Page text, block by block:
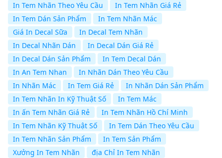
In Tem Nhãn Theo Yêu Cầu
In Tem Nhãn Giá Rẻ
In Tem Dán Sản Phẩm
In Tem Nhãn Mác
Giá In Decal Sữa
In Decal Tem Nhãn
In Decal Nhãn Dán
In Decal Dán Giá Rẻ
In Decal Dán Sản Phẩm
In Tem Decal Dán
In An Tem Nhan
In Nhãn Dán Theo Yêu Cầu
In Nhãn Mác
In Tem Giá Rẻ
In Nhãn Dán Sản Phẩm
In Tem Nhãn In Kỹ Thuật Số
In Tem Mác
In ấn Tem Nhãn Giá Rẻ
In Tem Nhãn Hồ Chí Minh
In Tem Nhãn Kỹ Thuật Số
In Tem Dán Theo Yêu Cầu
In Tem Nhãn Sản Phẩm
In Tem Sản Phẩm
Xưởng In Tem Nhãn
địa Chỉ In Tem Nhãn